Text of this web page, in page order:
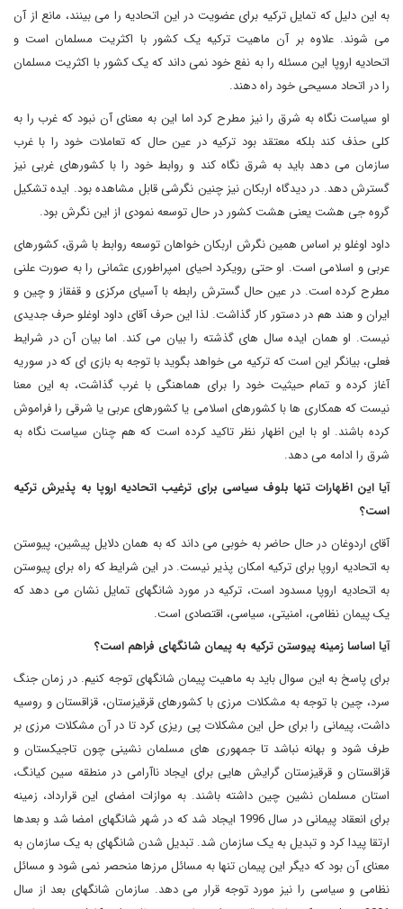
به این دلیل که تمایل ترکیه برای عضویت در این اتحادیه را می بینند، مانع از آن
می شوند. علاوه بر آن ماهیت ترکیه یک کشور با اکثریت مسلمان است و
اتحادیه اروپا این مسئله را به نفع خود نمی داند که یک کشور با اکثریت مسلمان
را در اتحاد مسیحی خود راه دهند.
او سیاست نگاه به شرق را نیز مطرح کرد اما این به معنای آن نبود که غرب را به
کلی حذف کند بلکه معتقد بود ترکیه در عین حال که تعاملات خود را با غرب
سازمان می دهد باید به شرق نگاه کند و روابط خود را با کشورهای غربی نیز
گسترش دهد. در دیدگاه اربکان نیز چنین نگرشی قابل مشاهده بود. ایده تشکیل
گروه جی هشت یعنی هشت کشور در حال توسعه نمودی از این نگرش بود.
داود اوغلو بر اساس همین نگرش اربکان خواهان توسعه روابط با شرق، کشورهای
عربی و اسلامی است. او حتی رویکرد احیای امپراطوری عثمانی را به صورت علنی
مطرح کرده است. در عین حال گسترش رابطه با آسیای مرکزی و قفقاز و چین و
ایران و هند هم در دستور کار گذاشت. لذا این حرف آقای داود اوغلو حرف جدیدی
نیست. او همان ایده سال های گذشته را بیان می کند. اما بیان آن در شرایط
فعلی، بیانگر این است که ترکیه می خواهد بگوید با توجه به بازی ای که در سوریه
آغاز کرده و تمام حیثیت خود را برای هماهنگی با غرب گذاشت، به این معنا
نیست که همکاری ها با کشورهای اسلامی یا کشورهای عربی یا شرقی را فراموش
کرده باشند. او با این اظهار نظر تاکید کرده است که هم چنان سیاست نگاه به
شرق را ادامه می دهد.
آیا این اظهارات تنها بلوف سیاسی برای ترغیب اتحادیه اروپا به پذیرش ترکیه
است؟
آقای اردوغان در حال حاضر به خوبی می داند که به همان دلایل پیشین، پیوستن
به اتحادیه اروپا برای ترکیه امکان پذیر نیست. در این شرایط که راه برای پیوستن
به اتحادیه اروپا مسدود است، ترکیه در مورد شانگهای تمایل نشان می دهد که
یک پیمان نظامی، امنیتی، سیاسی، اقتصادی است.
آیا اساسا زمینه پیوستن ترکیه به پیمان شانگهای فراهم است؟
برای پاسخ به این سوال باید به ماهیت پیمان شانگهای توجه کنیم. در زمان جنگ
سرد، چین با توجه به مشکلات مرزی با کشورهای قرقیزستان، قزاقستان و روسیه
داشت، پیمانی را برای حل این مشکلات پی ریزی کرد تا در آن مشکلات مرزی بر
طرف شود و بهانه نباشد تا جمهوری های مسلمان نشینی چون تاجیکستان و
قزاقستان و قرقیزستان گرایش هایی برای ایجاد ناآرامی در منطقه سین کیانگ،
استان مسلمان نشین چین داشته باشند. به موازات امضای این قرارداد، زمینه
برای انعقاد پیمانی در سال 1996 ایجاد شد که در شهر شانگهای امضا شد و بعدها
ارتقا پیدا کرد و تبدیل به یک سازمان شد. تبدیل شدن شانگهای به یک سازمان به
معنای آن بود که دیگر این پیمان تنها به مسائل مرزها منحصر نمی شود و مسائل
نظامی و سیاسی را نیز مورد توجه قرار می دهد. سازمان شانگهای بعد از سال